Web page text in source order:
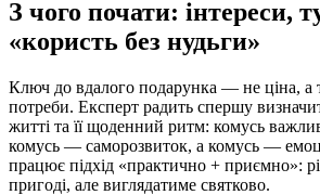
З чого почати: інтереси,
«користь без нудьги»
Ключ до вдалого подарунка — не ціна, а
потреби. Експерт радить спершу
житті та її щоденний ритм: комусь
комусь — саморозвиток, а комусь —
працює підхід «практично + приємно»:
пригоді, але виглядатиме святково.